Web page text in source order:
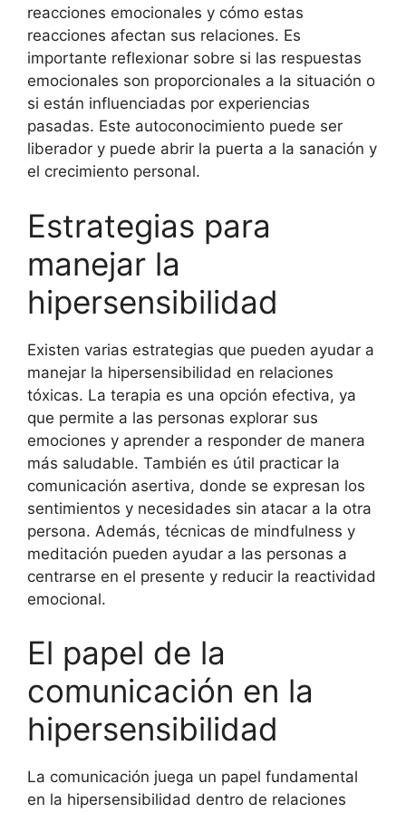
reacciones emocionales y cómo estas
reacciones afectan sus relaciones. Es
importante reflexionar sobre si las respuestas
emocionales son proporcionales a la situación o
si están influenciadas por experiencias
pasadas. Este autoconocimiento puede ser
liberador y puede abrir la puerta a la sanación y
el crecimiento personal.
Estrategias para
manejar la
hipersensibilidad
Existen varias estrategias que pueden ayudar a
manejar la hipersensibilidad en relaciones
tóxicas. La terapia es una opción efectiva, ya
que permite a las personas explorar sus
emociones y aprender a responder de manera
más saludable. También es útil practicar la
comunicación asertiva, donde se expresan los
sentimientos y necesidades sin atacar a la otra
persona. Además, técnicas de mindfulness y
meditación pueden ayudar a las personas a
centrarse en el presente y reducir la reactividad
emocional.
El papel de la
comunicación en la
hipersensibilidad
La comunicación juega un papel fundamental
en la hipersensibilidad dentro de relaciones